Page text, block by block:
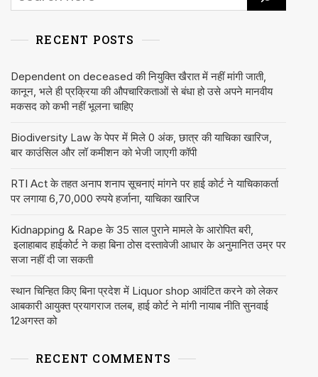
RECENT POSTS
Dependent on deceased की नियुक्ति खैरात में नहीं मांगी जाती,
कानून, भले ही प्रक्रिया की औपचारिकताओं से बंधा हो उसे अपने मानवीय
मकसद को कभी नहीं भूलना चाहिए
Biodiversity Law के पेपर में मिले 0 अंक, छात्र की याचिका खारिज,
बार काउंसिल और लॉ कमीशन को भेजी जाएगी कॉपी
RTI Act के तहत अनाप शनाप सूचनाएं मांगने पर हाई कोर्ट ने याचिकाकर्ता
पर लगाया 6,70,000 रुपये हर्जाना, याचिका खारिज
Kidnapping & Rape के 35 साल पुराने मामले के आरोपित बरी,
इलाहाबाद हाईकोर्ट ने कहा बिना ठोस दस्तावेजी आधार के अनुमानित उम्र पर
सजा नहीं दी जा सकती
स्थान चिन्हित किए बिना प्रदेश में Liquor shop आवंटित करने को लेकर
आबकारी आयुक्त प्रयागराज तलब, हाई कोर्ट ने मांगी नायाब नीति सुनवाई
12अगस्त को
RECENT COMMENTS